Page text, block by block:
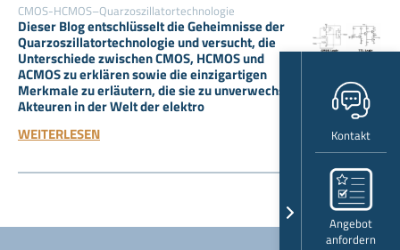
Kontakt
Angebot
anfordern
CMOS-HCMOS–Quarzoszillatortechnologie
Dieser Blog entschlüsselt die Geheimnisse der
Quarzoszillatortechnologie und versucht, die
Unterschiede zwischen CMOS, HCMOS und
ACMOS zu erklären sowie die einzigartigen
Merkmale zu erläutern, die sie zu unverwechselbaren
Akteuren in der Welt der elektro
WEITERLESEN